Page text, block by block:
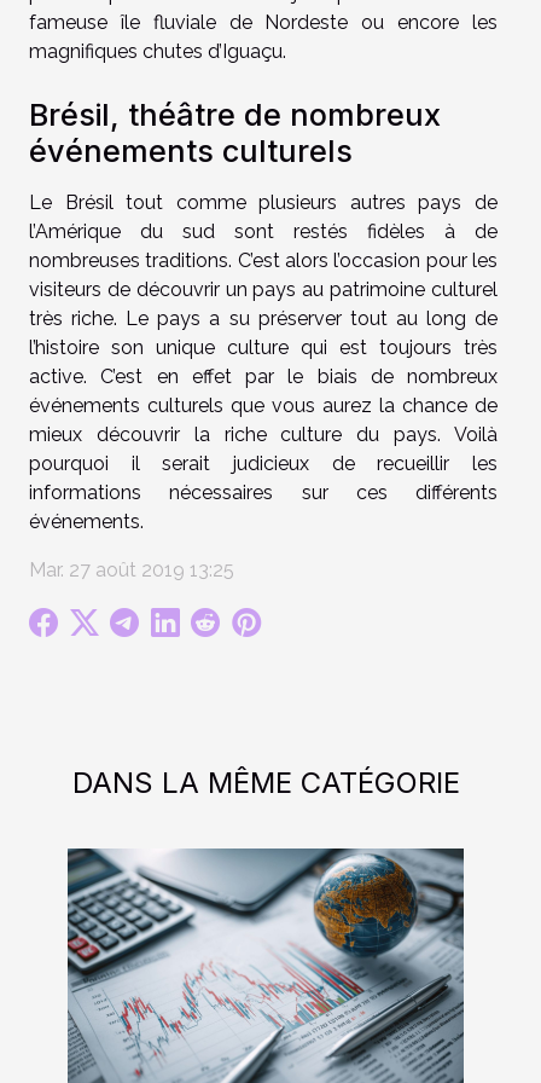
fameuse île fluviale de Nordeste ou encore les
magnifiques chutes d’Iguaçu.
Brésil, théâtre de nombreux
événements culturels
Le Brésil tout comme plusieurs autres pays de
l’Amérique du sud sont restés fidèles à de
nombreuses traditions. C’est alors l’occasion pour les
visiteurs de découvrir un pays au patrimoine culturel
très riche. Le pays a su préserver tout au long de
l’histoire son unique culture qui est toujours très
active. C’est en effet par le biais de nombreux
événements culturels que vous aurez la chance de
mieux découvrir la riche culture du pays. Voilà
pourquoi il serait judicieux de recueillir les
informations nécessaires sur ces différents
événements.
Mar. 27 août 2019 13:25
DANS LA MÊME CATÉGORIE